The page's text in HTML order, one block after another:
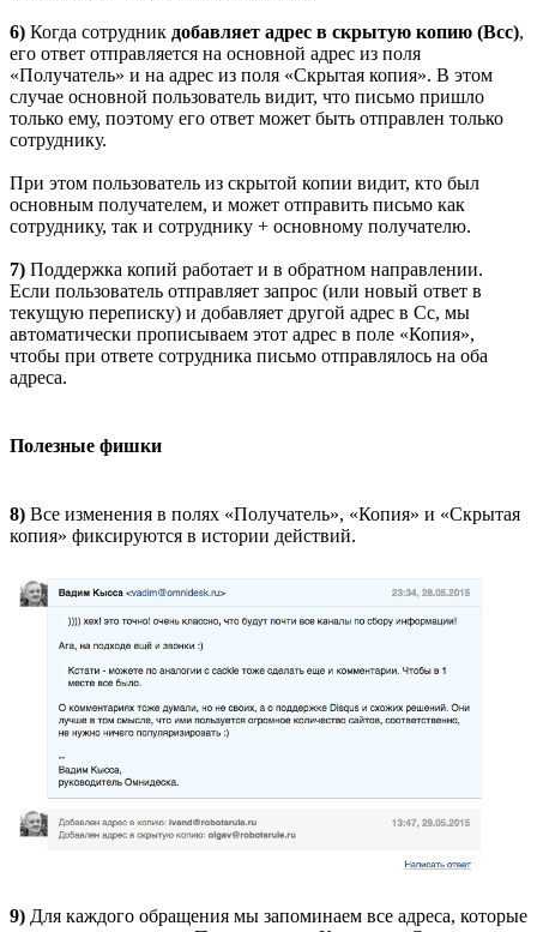
6) Когда сотрудник добавляет адрес в скрытую копию (Bcc),
его ответ отправляется на основной адрес из поля
«Получатель» и на адрес из поля «Скрытая копия». В этом
случае основной пользователь видит, что письмо пришло
только ему, поэтому его ответ может быть отправлен только
сотруднику.
При этом пользователь из скрытой копии видит, кто был
основным получателем, и может отправить письмо как
сотруднику, так и сотруднику + основному получателю.
7) Поддержка копий работает и в обратном направлении.
Если пользователь отправляет запрос (или новый ответ в
текущую переписку) и добавляет другой адрес в Cc, мы
автоматически прописываем этот адрес в поле «Копия»,
чтобы при ответе сотрудника письмо отправлялось на оба
адреса.
Полезные фишки
8) Все изменения в полях «Получатель», «Копия» и «Скрытая
копия» фиксируются в истории действий.
9) Для каждого обращения мы запоминаем все адреса, которые